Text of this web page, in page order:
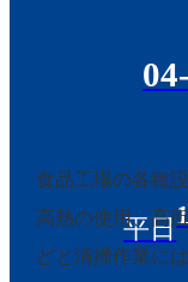
平日
食品工場の各種
高熱の使用、高
どと清掃作業に